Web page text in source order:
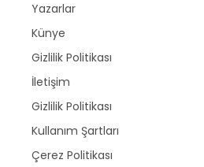
Yazarlar
Künye
Gizlilik Politikası
İletişim
Gizlilik Politikası
Kullanım Şartları
Çerez Politikası